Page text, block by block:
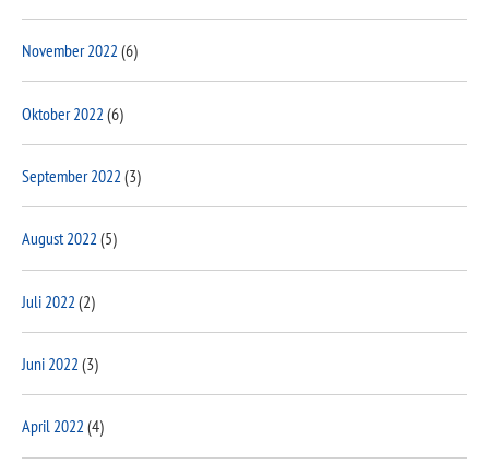
November 2022 (6)
Oktober 2022 (6)
September 2022 (3)
August 2022 (5)
Juli 2022 (2)
Juni 2022 (3)
April 2022 (4)